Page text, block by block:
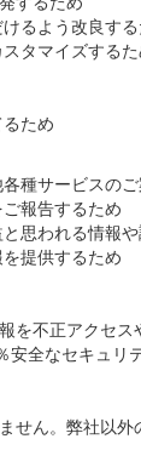
るよう改良す
タマイズする
ため
種サービスの
報告するため
思われる情報
提供するため
不正アクセ
全なセキュリ
ん。弊社以